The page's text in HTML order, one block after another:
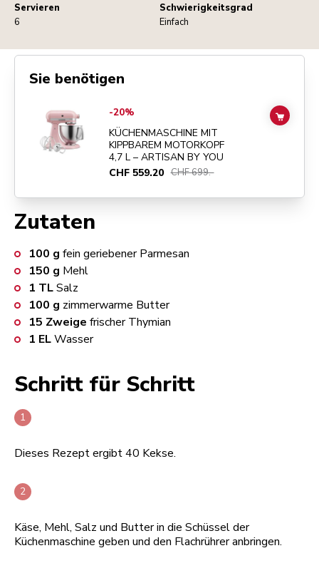
Servieren
6
Schwierigkeitsgrad
Einfach
Zutaten
100 g fein geriebener Parmesan
150 g Mehl
1 TLSalz
100 g zimmerwarme Butter
15 Zweige frischer Thymian
1 ELWasser
Schritt für Schritt
Dieses Rezept ergibt 40 Kekse.
Käse, Mehl, Salz und Butter in die Schüssel der
Küchenmaschine geben und den Flachrührer anbringen.
Sie benötigen
Go toKÜCHENMASCHINE MIT KIPPBAREM MOTORKOPF 4,7 L –
-20%
KÜCHENMASCHINE MIT
KIPPBAREM MOTORKOPF
4,7 L – ARTISAN BY YOU
CHF 559.20 CHF 699.-
ADD